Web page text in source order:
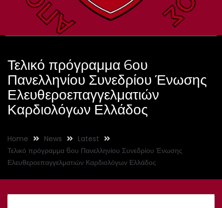
Τελικό πρόγραμμα 6ου
Πανελληνίου Συνεδρίου Ένωσης
Ελευθεροεπαγγελματιών
Καρδιολόγων Ελλάδος
Home News
Latest
Τελικό πρόγραμμα 6ου Πανελληνίου Συνεδρίου Ένωσης
Ελευθεροεπαγγελματιών Καρδιολόγων Ελλάδος